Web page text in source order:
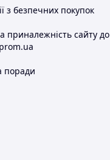
з безпечних покупок
приналежність сайту до
поради